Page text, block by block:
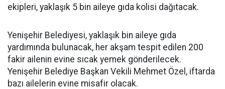
ekipleri, yaklaşık 5 bin aileye gıda kolisi dağıtacak.
Yenişehir Belediyesi, yaklaşık bin aileye gıda
yardımında bulunacak, her akşam tespit edilen 200
fakir ailenin evine sıcak yemek gönderilecek.
Yenişehir Belediye Başkan Vekili Mehmet Özel, iftarda
bazı ailelerin evine misafir olacak.